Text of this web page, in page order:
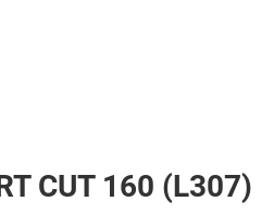
CUT 160 (L307)